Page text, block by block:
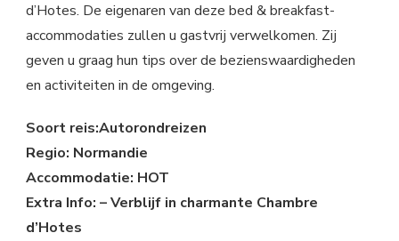
d’Hotes. De eigenaren van deze bed & breakfast-
accommodaties zullen u gastvrij verwelkomen. Zij
geven u graag hun tips over de bezienswaardigheden
en activiteiten in de omgeving.
Soort reis:Autorondreizen
Regio: Normandie
Accommodatie: HOT
Extra Info: – Verblijf in charmante Chambre
d’Hotes